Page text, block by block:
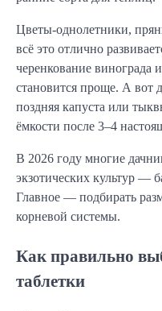
Цветы-однолетники,
всё это отлично
черенкование винограда
становится проще. А вот
поздняя капуста или
ёмкости после 3–4
В 2026 году многие
экзотических культур —
Главное — подбирать
корневой системы.
Как правильно
таблетки